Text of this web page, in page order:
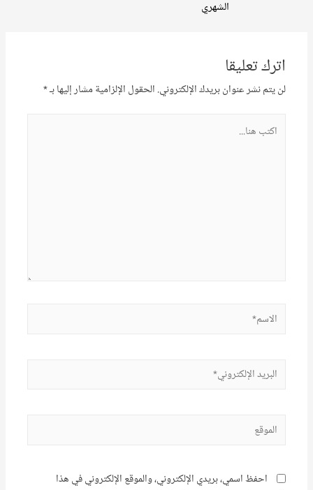
الشهري
اترك تعليقا
لن يتم نشر عنوان بريدك الإلكتروني. الحقول الإلزامية مشار إليها بـ*
الاسم*
البريد
الموقع
احفظ اسمي، بريدي الإلكتروني، والموقع الإلكتروني في هذا